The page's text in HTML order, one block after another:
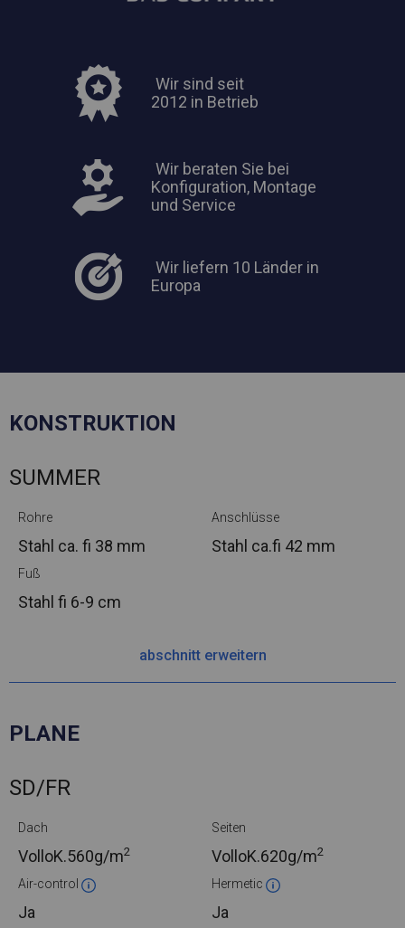
Wir sind seit
2012 in Betrieb
Wir beraten Sie bei
Konfiguration, Montage
und Service
Wir liefern 10 Länder in
Europa
KONSTRUKTION
SUMMER
Rohre
Stahl ca. fi 38 mm
Anschlüsse
Stahl ca.fi 42 mm
Fuß
Stahl fi 6-9 cm
abschnitt erweitern
PLANE
SD/FR
Dach
VolloK.560g/m2
Seiten
VolloK.620g/m2
Air-control
Ja
Hermetic
Ja